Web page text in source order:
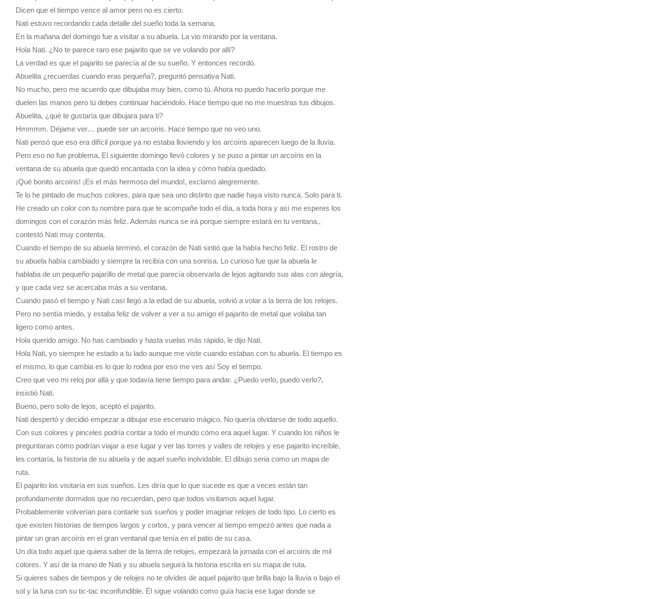
Dicen que el tiempo vence al amor pero no es cierto.
Nati estuvo recordando cada detalle del sueño toda la semana.
En la mañana del domingo fue a visitar a su abuela. La vio mirando por la ventana.
Hola Nati. ¿No te parece raro ese pajarito que se ve volando por allí?
La verdad es que el pajarito se parecía al de su sueño. Y entonces recordó.
Abuelita ¿recuerdas cuando eras pequeña?, preguntó pensativa Nati.
No mucho, pero me acuerdo que dibujaba muy bien, como tú. Ahora no puedo hacerlo porque me
duelen las manos pero tú debes continuar haciéndolo. Hace tiempo que no me muestras tus dibujos.
Abuelita, ¿qué te gustaría que dibujara para ti?
Hmmmm. Déjame ver… puede ser un arcoíris. Hace tiempo que no veo uno.
Nati pensó que eso era difícil porque ya no estaba lloviendo y los arcoíris aparecen luego de la lluvia.
Pero eso no fue problema. El siguiente domingo llevó colores y se puso a pintar un arcoíris en la
ventana de su abuela que quedó encantada con la idea y cómo había quedado.
¡Qué bonito arcoíris! ¡Es el más hermoso del mundo!, exclamó alegremente.
Te lo he pintado de muchos colores, para que sea uno distinto que nadie haya visto nunca. Solo para ti.
He creado un color con tu nombre para que te acompañe todo el día, a toda hora y así me esperes los
domingos con el corazón más feliz. Además nunca se irá porque siempre estará en tu ventana.,
contestó Nati muy contenta.
Cuando el tiempo de su abuela terminó, el corazón de Nati sintió que la había hecho feliz. El rostro de
su abuela había cambiado y siempre la recibía con una sonrisa. Lo curioso fue que la abuela le
hablaba de un pequeño pajarillo de metal que parecía observarla de lejos agitando sus alas con alegría,
y que cada vez se acercaba más a su ventana.
Cuando pasó el tiempo y Nati casi llegó a la edad de su abuela, volvió a volar a la tierra de los relojes.
Pero no sentía miedo, y estaba feliz de volver a ver a su amigo el pajarito de metal que volaba tan
ligero como antes.
Hola querido amigo. No has cambiado y hasta vuelas más rápido, le dijo Nati.
Hola Nati, yo siempre he estado a tu lado aunque me viste cuando estabas con tu abuela. El tiempo es
el mismo, lo que cambia es lo que lo rodea por eso me ves así Soy el tiempo.
Creo que veo mi reloj por allá y que todavía tiene tiempo para andar. ¿Puedo verlo, puedo verlo?,
insistió Nati.
Bueno, pero solo de lejos, aceptó el pajarito.
Nati despertó y decidió empezar a dibujar ese escenario mágico. No quería olvidarse de todo aquello.
Con sus colores y pinceles podría contar a todo el mundo cómo era aquel lugar. Y cuando los niños le
preguntaran cómo podrían viajar a ese lugar y ver las torres y valles de relojes y ese pajarito increíble,
les contaría, la historia de su abuela y de aquel sueño inolvidable. El dibujo seria como un mapa de
ruta.
El pajarito los visitaría en sus sueños. Les diría que lo que sucede es que a veces están tan
profundamente dormidos que no recuerdan, pero que todos visitamos aquel lugar.
Probablemente volverían para contarle sus sueños y poder imaginar relojes de todo tipo. Lo cierto es
que existen historias de tiempos largos y cortos, y para vencer al tiempo empezó antes que nada a
pintar un gran arcoíris en el gran ventanal que tenía en el patio de su casa.
Un día todo aquel que quiera saber de la tierra de relojes, empezará la jornada con el arcoíris de mil
colores. Y así de la mano de Nati y su abuela seguirá la historia escrita en su mapa de ruta.
Si quieres sabes de tiempos y de relojes no te olvides de aquel pajarito que brilla bajo la lluvia o bajo el
sol y la luna con su tic-tac inconfundible. Él sigue volando como guía hacia ese lugar donde se